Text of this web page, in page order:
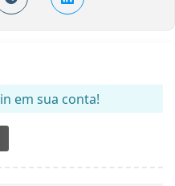
em sua conta!